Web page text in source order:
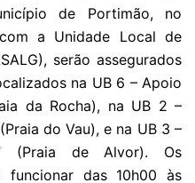
de Portimão, no
a Unidade Local de
serão assegurados
na UB 6 – Apoio
da Rocha), na UB 2 –
do Vau), e na UB 3 –
(Praia de Alvor). Os
funcionar das 10h00 às